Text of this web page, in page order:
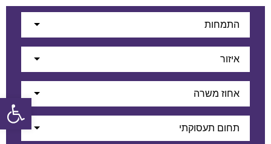
התמחות
איזור
אחוז משרה
תחום תעסוקתי